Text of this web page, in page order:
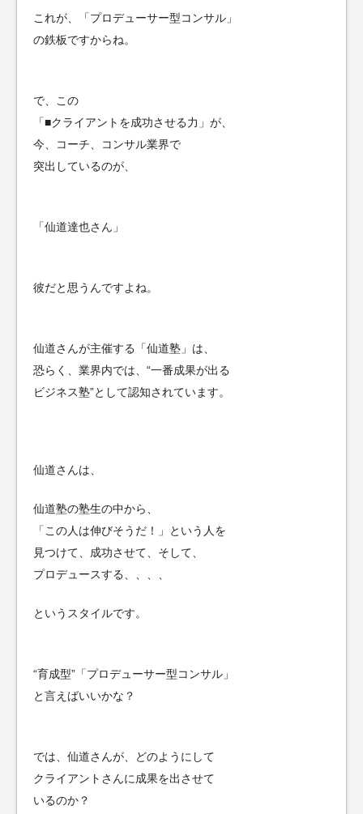
これが、「プロデューサー型コンサル」
の鉄板ですからね。
で、この
「■クライアントを成功させる力」が、
今、コーチ、コンサル業界で
突出しているのが、
「仙道達也さん」
彼だと思うんですよね。
仙道さんが主催する「仙道塾」は、
恐らく、業界内では、“一番成果が出る
ビジネス塾”として認知されています。
仙道さんは、
仙道塾の塾生の中から、
「この人は伸びそうだ！」という人を
見つけて、成功させて、そして、
プロデュースする、、、、
というスタイルです。
“育成型”「プロデューサー型コンサル」
と言えばいいかな？
では、仙道さんが、どのようにして
クライアントさんに成果を出させて
いるのか？